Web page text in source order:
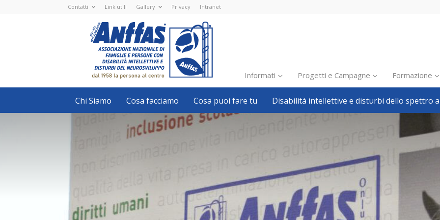
Contatti Link utili Gallery Privacy Intranet
Nazionale
ETS
-
APS
Associazione
Nazionale
di
Famiglie
e
con
disabilità
intellettive
neurosviluppo
Informati
Inclusione scolastica
Inclusione lavorativa
Politiche sociali
Pillole
Formazione
Avvisi, bandi
Welfare locale
Progetti e Campagne Formazione
Chi Siamo Cosa facciamo Cosa puoi fare tu Disabilità intellettive e disturbi dello spettro